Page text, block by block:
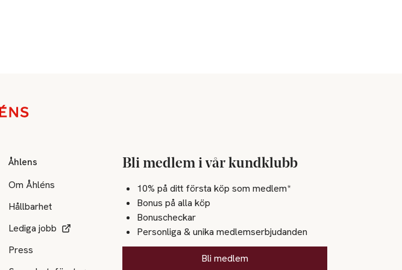
Åhlens
Om Åhléns
Hållbarhet
Lediga jobb
Press
Bli medlem i vår kundklubb
10% på ditt första köp som medlem*
Bonus på alla köp
Bonuscheckar
Personliga & unika medlemserbjudanden
Bli medlem